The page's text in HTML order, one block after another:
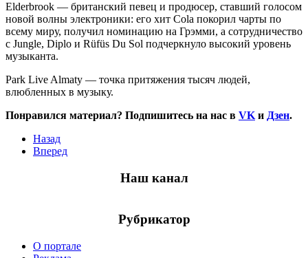
Elderbrook — британский певец и продюсер, ставший голосом
новой волны электроники: его хит Cola покорил чарты по
всему миру, получил номинацию на Грэмми, а сотрудничество
с Jungle, Diplo и Rüfüs Du Sol подчеркнуло высокий уровень
музыканта.
Park Live Almaty — точка притяжения тысяч людей,
влюбленных в музыку.
Понравился материал? Подпишитесь на нас в VK и Дзен.
Назад
Вперед
Наш канал
Рубрикатор
О портале